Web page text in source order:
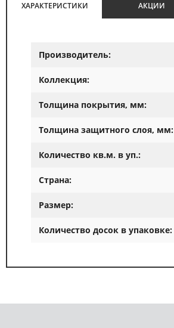
ХАРАКТЕРИСТИКИ АКЦИИ
Производитель:
Коллекция:
Толщина покрытия, мм:
Толщина защитного слоя, мм:
Количество кв.м. в уп.:
Страна:
Размер:
Количество досок в упаковке: